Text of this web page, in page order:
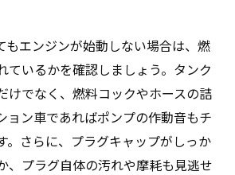
イクがかからない時の見直し点
らない際のセル音からわかるトラ
ル音でわかる故障パターン解説
もエンジンが始動しない場合は、燃
ているかを確認しましょう。タンク
けでなく、燃料コックやホースの詰
ョン車であればポンプの作動音もチ
。さらに、プラグキャップがしっか
、プラグ自体の汚れや摩耗も見逃せ